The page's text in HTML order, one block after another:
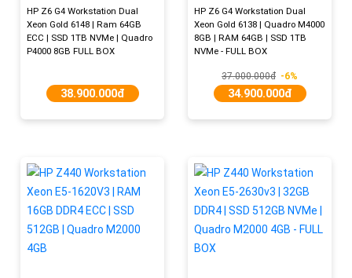
HP Z6 G4 Workstation Dual
Xeon Gold 6148 | Ram 64GB
ECC | SSD 1TB NVMe | Quadro
P4000 8GB FULL BOX
38.900.000đ
HP Z6 G4 Workstation Dual
Xeon Gold 6138 | Quadro M4000
8GB | RAM 64GB | SSD 1TB
NVMe - FULL BOX
37.000.000đ -6%
34.900.000đ